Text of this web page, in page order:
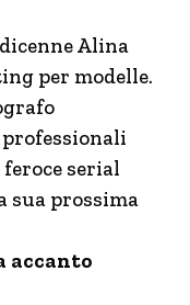
Alina
per modelle.
serial
sua prossima
accanto